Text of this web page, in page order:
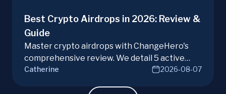
Best Crypto Airdrops in 2026: Review &
Guide
Master crypto airdrops with ChangeHero's
comprehensive review. We detail 5 active
campaigns, risks, benefits, and a vital checklist
Catherine 2026-08-07